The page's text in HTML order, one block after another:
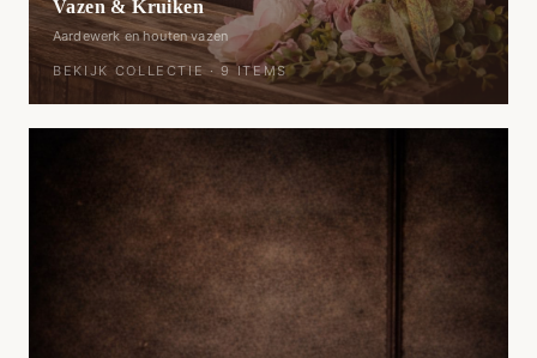
Vazen & Kruiken
Aardewerk en houten vazen
BEKIJK COLLECTIE ·9ITEMS